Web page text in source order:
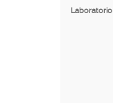
Laboratorio